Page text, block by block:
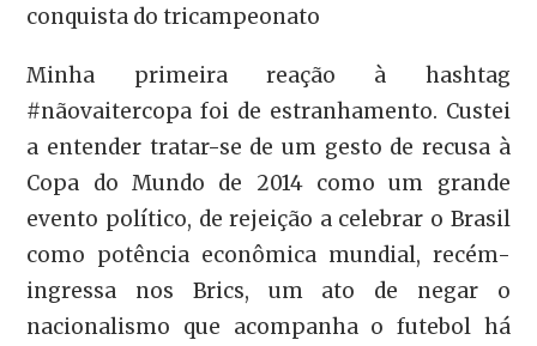
conquista do tricampeonato
Minha primeira reação à hashtag
#nãovaitercopa foi de estranhamento. Custei
a entender tratar-se de um gesto de recusa à
Copa do Mundo de 2014 como um grande
evento político, de rejeição a celebrar o Brasil
como potência econômica mundial, recém-
ingressa nos Brics, um ato de negar o
nacionalismo que acompanha o futebol há